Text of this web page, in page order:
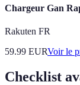
Chargeur Gan
Rakuten FR
59.99 EURVoir le
Checklist